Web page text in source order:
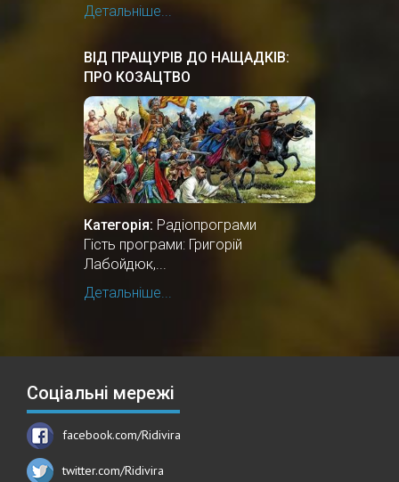
Детальніше...
ВІД ПРАЩУРІВ ДО НАЩАДКІВ:
ПРО КОЗАЦТВО
Категорія: Радіопрограми
Гість програми: Григорій
Лабойдюк,...
Детальніше...
Соціальні мережі
facebook.com/Ridivira
twitter.com/Ridivira